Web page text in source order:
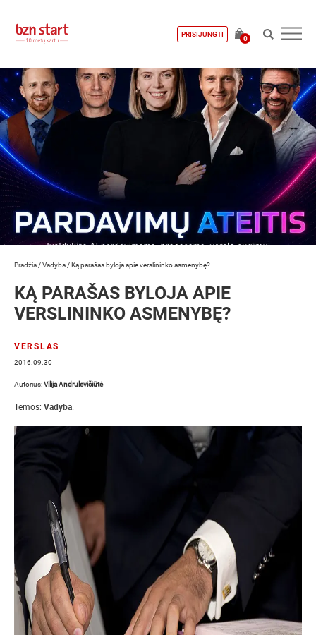
PRISIJUNGTI
0
Pradžia /Vadyba /Ką parašas byloja apie verslininko asmenybę?
KĄ PARAŠAS BYLOJA APIE
VERSLININKO ASMENYBĘ?
VERSLAS
2016.09.30
Autorius:Vilija Andrulevičiūtė
Temos: Vadyba.